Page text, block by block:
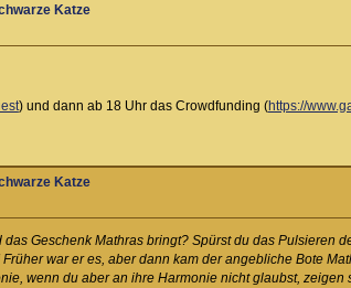
Katze
) und dann ab 18 Uhr das Crowdfunding (https://
Katze
Geschenk Mathras bringt? Spürst du das Pulsieren
war er es, aber dann kam der angebliche Bote
wenn du aber an ihre Harmonie nicht glaubst,